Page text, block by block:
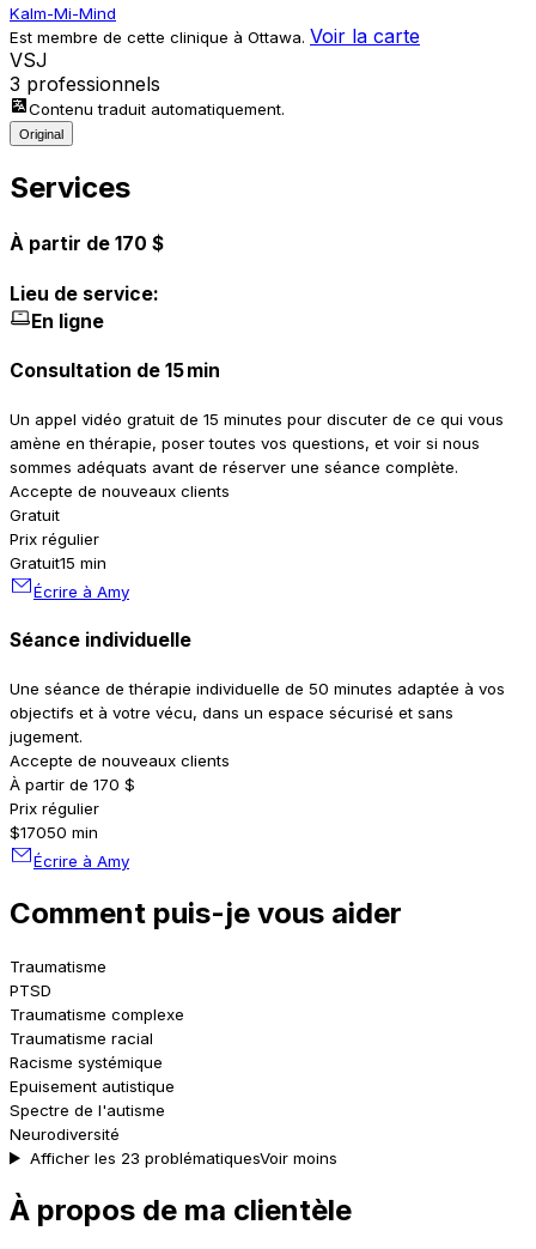
Kalm-Mi-Mind
Est membre de cette clinique à Ottawa. Voir la carte
VSJ
3 professionnels
Contenu traduit automatiquement.
Original
Services
À partir de 170 $
Lieu de service:
En ligne
Consultation de 15 min
Un appel vidéo gratuit de 15 minutes pour discuter de ce qui vous
amène en thérapie, poser toutes vos questions, et voir si nous
sommes adéquats avant de réserver une séance complète.
Accepte de nouveaux clients
Gratuit
Prix régulier
Gratuit15 min
Écrire à Amy
Séance individuelle
Une séance de thérapie individuelle de 50 minutes adaptée à vos
objectifs et à votre vécu, dans un espace sécurisé et sans
jugement.
Accepte de nouveaux clients
À partir de 170 $
Prix régulier
$17050 min
Écrire à Amy
Comment puis-je vous aider
Traumatisme
PTSD
Traumatisme complexe
Traumatisme racial
Racisme systémique
Epuisement autistique
Spectre de l'autisme
Neurodiversité
Afficher les 23 problématiquesVoir moins
À propos de ma clientèle